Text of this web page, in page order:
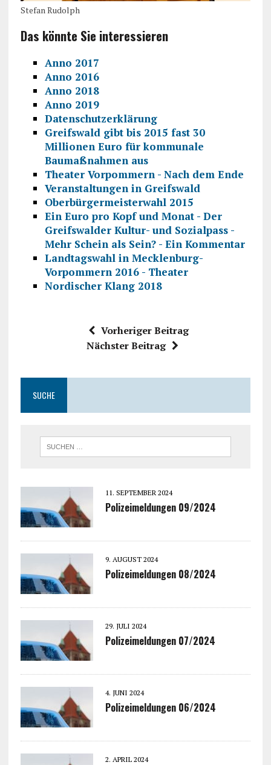
Stefan Rudolph
Das könnte Sie interessieren
Anno 2017
Anno 2016
Anno 2018
Anno 2019
Datenschutzerklärung
Greifswald gibt bis 2015 fast 30
Millionen Euro für kommunale
Baumaßnahmen aus
Theater Vorpommern - Nach dem Ende
Veranstaltungen in Greifswald
Oberbürgermeisterwahl 2015
Ein Euro pro Kopf und Monat - Der
Greifswalder Kultur- und Sozialpass -
Mehr Schein als Sein? - Ein Kommentar
Landtagswahl in Mecklenburg-
Vorpommern 2016 - Theater
Nordischer Klang 2018
Vorheriger Beitrag
Nächster Beitrag
SUCHE
11. SEPTEMBER 2024
Polizeimeldungen 09/2024
9. AUGUST 2024
Polizeimeldungen 08/2024
29. JULI 2024
Polizeimeldungen 07/2024
4. JUNI 2024
Polizeimeldungen 06/2024
2. APRIL 2024